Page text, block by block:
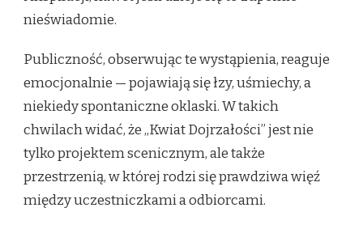
nieświadomie.
Publiczność, obserwując te wystąpienia, reaguje
emocjonalnie — pojawiają się łzy, uśmiechy, a
niekiedy spontaniczne oklaski. W takich
chwilach widać, że „Kwiat Dojrzałości” jest nie
tylko projektem scenicznym, ale także
przestrzenią, w której rodzi się prawdziwa więź
między uczestniczkami a odbiorcami.